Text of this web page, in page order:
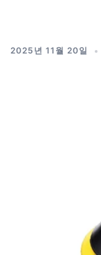
2025년 11월 20일